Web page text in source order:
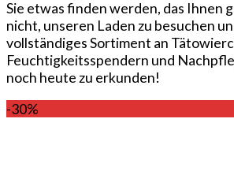
Sie etwas finden werden, das Ihnen
nicht, unseren Laden zu besuchen
vollständiges Sortiment an
Feuchtigkeitsspendern und
noch heute zu erkunden!
-30%